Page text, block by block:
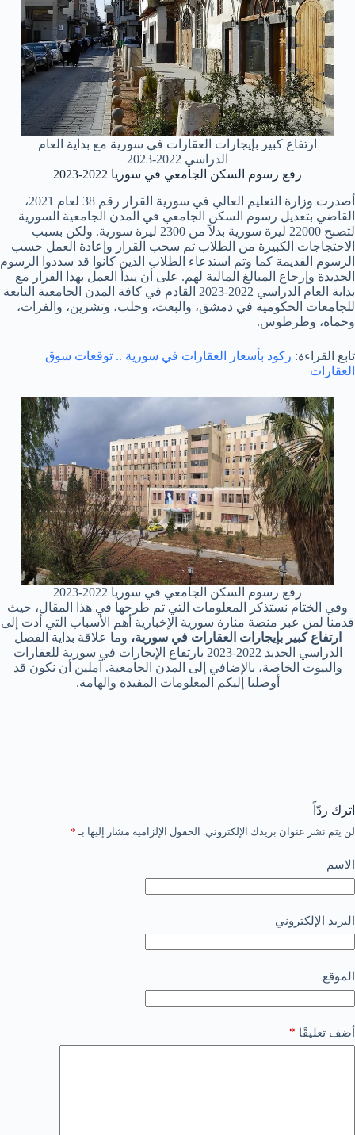
ارتفاع كبير بإيجارات العقارات في سورية مع بداية العام
الدراسي 2022-2023
رفع رسوم السكن الجامعي في سوريا 2022-2023
أصدرت وزارة التعليم العالي في سورية القرار رقم 38 لعام 2021،
القاضي بتعديل رسوم السكن الجامعي في المدن الجامعية السورية
لتصبح 22000 ليرة سورية بدلاً من 2300 ليرة سورية. ولكن بسبب
الاحتجاجات الكبيرة من الطلاب تم سحب القرار وإعادة العمل حسب
الرسوم القديمة كما وتم استدعاء الطلاب الذين كانوا قد سددوا الرسوم
الجديدة وإرجاع المبالغ المالية لهم. على أن يبدأ العمل بهذا القرار مع
بداية العام الدراسي 2022-2023 القادم في كافة المدن الجامعية التابعة
للجامعات الحكومية في دمشق، والبعث، وحلب، وتشرين، والفرات،
وحماه، وطرطوس.
تابع القراءة: ركود بأسعار العقارات في سورية .. توقعات سوق
العقارات
رفع رسوم السكن الجامعي في سوريا 2022-2023
وفي الختام نستذكر المعلومات التي تم طرحها في هذا المقال، حيث
قدمنا لمن عبر منصة منارة سورية الإخبارية أهم الأسباب التي أدت إلى
ارتفاع كبير بإيجارات العقارات في سورية، وما علاقة بداية الفصل
الدراسي الجديد 2022-2023 بارتفاع الإيجارات في سورية للعقارات
والبيوت الخاصة، بالإضافي إلى المدن الجامعية. آملين أن نكون قد
أوصلنا إليكم المعلومات المفيدة والهامة.
اترك ردّاً
لن يتم نشر عنوان بريدك الإلكتروني. الحقول الإلزامية مشار إليها بـ *
الاسم
البريد الإلكتروني
الموقع
أضف تعليقًا *